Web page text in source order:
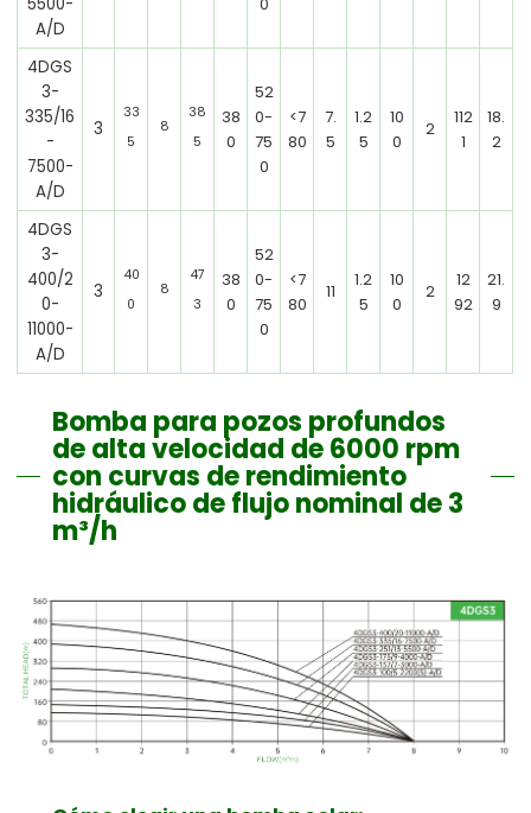
A/D
4DGS
3-
335/16
-
7500-
A/D
3
33
5
8
38
5
38
0
52
0-
75
0
<7
80
7.
5
1.2
5
10
0
2
112
1
18.
2
4DGS
3-
400/2
0-
11000-
A/D
3
40
0
8
47
3
38
0
52
0-
75
0
<7
80
11
1.2
5
10
0
2
12
92
21.
9
Bomba para pozos profundos
de alta velocidad de 6000 rpm
con curvas de rendimiento
hidráulico de flujo nominal de 3
m³/h